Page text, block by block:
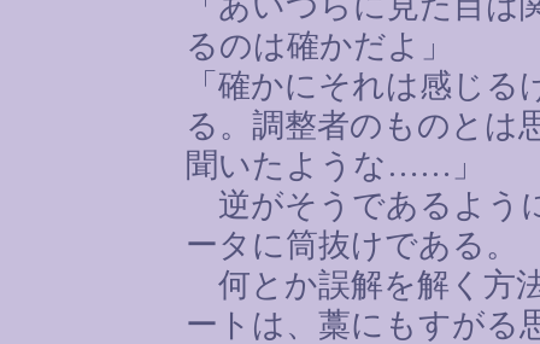
るのは確かだよ」
「確かにそれは感じる
る。調整者のものとは
聞いたような …… 」
逆がそうであるよう
ータに筒抜けである。
何とか誤解を解く方
ートは、藁にもすがる